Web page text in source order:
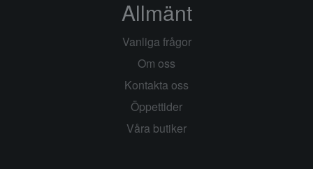
Allmänt
Vanliga frågor
Om oss
Kontakta oss
Öppettider
Våra butiker